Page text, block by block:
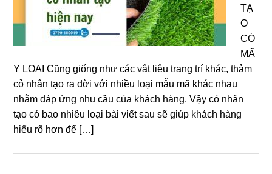
TẠ
O
CÓ
MẤ
Y LOẠI Cũng giống như các vât liệu trang trí khác, thảm
cỏ nhân tạo ra đời với nhiều loại mẫu mã khác nhau
nhằm đáp ứng nhu cầu của khách hàng. Vậy cỏ nhân
tạo có bao nhiêu loại bài viết sau sẽ giúp khách hàng
hiểu rõ hơn để […]